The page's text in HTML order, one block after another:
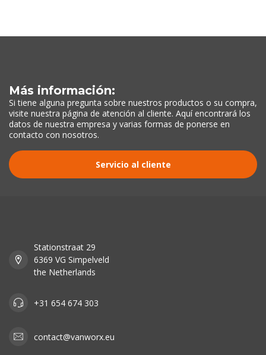
Más información:
Si tiene alguna pregunta sobre nuestros productos o su compra,
visite nuestra página de atención al cliente. Aquí encontrará los
datos de nuestra empresa y varias formas de ponerse en
contacto con nosotros.
Servicio al cliente
Stationstraat 29
6369 VG Simpelveld
the Netherlands
+31 654 674 303
contact@vanworx.eu